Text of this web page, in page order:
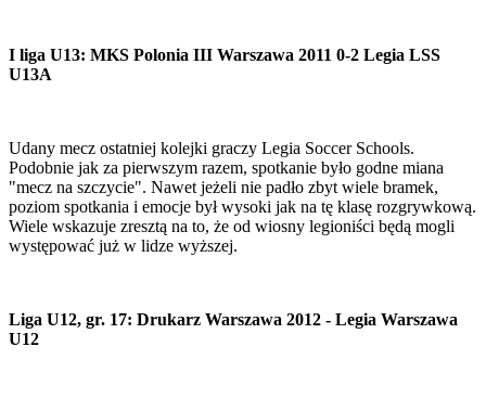
I liga U13: MKS Polonia III Warszawa 2011 0-2 Legia LSS
U13A
Udany mecz ostatniej kolejki graczy Legia Soccer Schools.
Podobnie jak za pierwszym razem, spotkanie było godne miana
"mecz na szczycie". Nawet jeżeli nie padło zbyt wiele bramek,
poziom spotkania i emocje był wysoki jak na tę klasę rozgrywkową.
Wiele wskazuje zresztą na to, że od wiosny legioniści będą mogli
występować już w lidze wyższej.
Liga U12, gr. 17: Drukarz Warszawa 2012 - Legia Warszawa
U12